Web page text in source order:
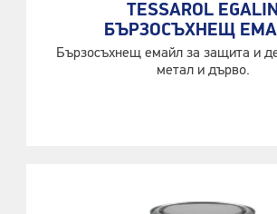
TESSAROL EGALIN
БЪРЗОСЪХНЕЩ
Бързосъхнещ емайл за защита и
метал и дърво.